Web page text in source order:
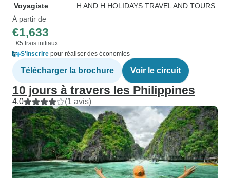
Voyagiste
H AND H HOLIDAYS TRAVEL AND TOURS
À partir de
€1,633
+€5 frais initiaux
S'inscrire pour réaliser des économies
Télécharger la brochure Voir le circuit
10 jours à travers les Philippines
4.0 (1 avis)